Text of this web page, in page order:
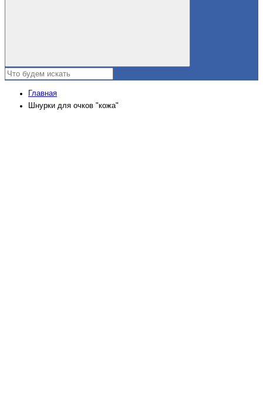
Главная
Шнурки для очков "кожа"